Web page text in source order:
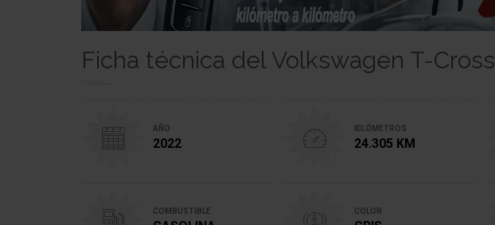
Ficha técnica del Volkswagen T-Cross
AÑO
2022
KILÓMETROS
24.305 KM
COMBUSTIBLE COLOR